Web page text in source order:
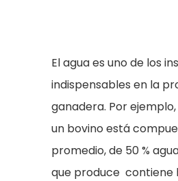
El agua es uno de los
indispensables en la
ganadera. Por
un bovino está
promedio, de 50 %
que produce contiene